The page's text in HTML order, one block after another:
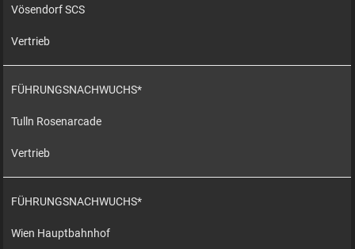
Vösendorf SCS
Vertrieb
FÜHRUNGSNACHWUCHS*
Tulln Rosenarcade
Vertrieb
FÜHRUNGSNACHWUCHS*
Wien Hauptbahnhof